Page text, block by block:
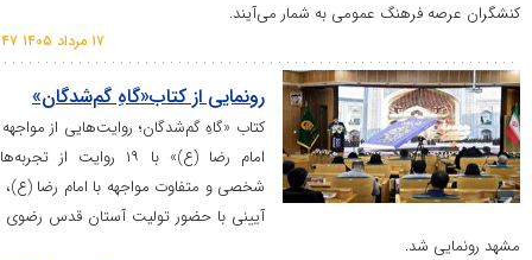
عمومی به شمار می‌آیند.
رونمایی از کتاب«گاهِ گم‌شدگان»
کتاب «گاهِ گم‌شدگان؛ روایت‌هایی از مواجهه با
امام رضا (ع)» با ۱۹ روایت از تجربه‌های
شخصی و متفاوت مواجهه با امام رضا (ع)، در
آیینی با حضور تولیت آستان قدس رضوی در